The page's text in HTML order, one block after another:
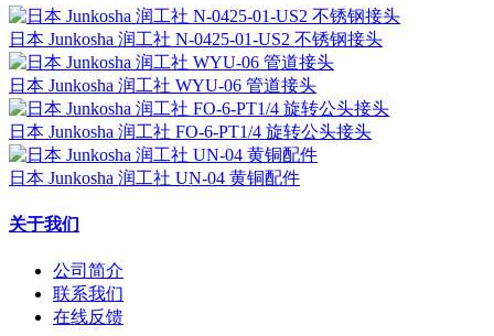
日本 Junkosha 润工社 N-0425-01-US2 不锈钢接头
日本 Junkosha 润工社 WYU-06 管道接头
日本 Junkosha 润工社 FO-6-PT1/4 旋转公头接头
日本 Junkosha 润工社 UN-04 黄铜配件
关于我们
公司简介
联系我们
在线反馈